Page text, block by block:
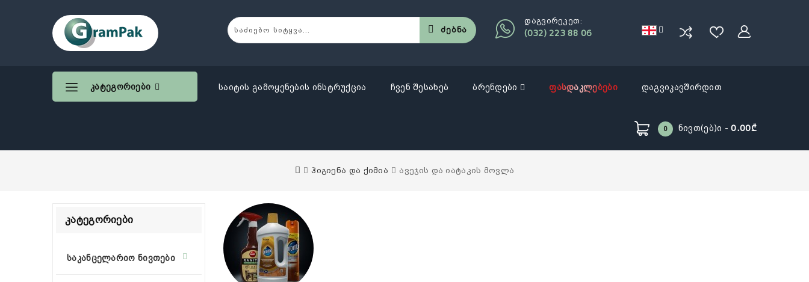
დაგვირეკეთ:
(032) 223 88 06
Ძებნა
Კატეგორიები საიტის გამოყენების ინსტრუქცია ჩვენ შესახებ ბრენდები ფასდაკლებები დაგვიკავშირდით
0 Ნივთ(ებ)ი -0.00₾
ჰიგიენა და ქიმია ავეჯის და იატაკის მოვლა
Კატეგორიები
საკანცელარიო ნივთები